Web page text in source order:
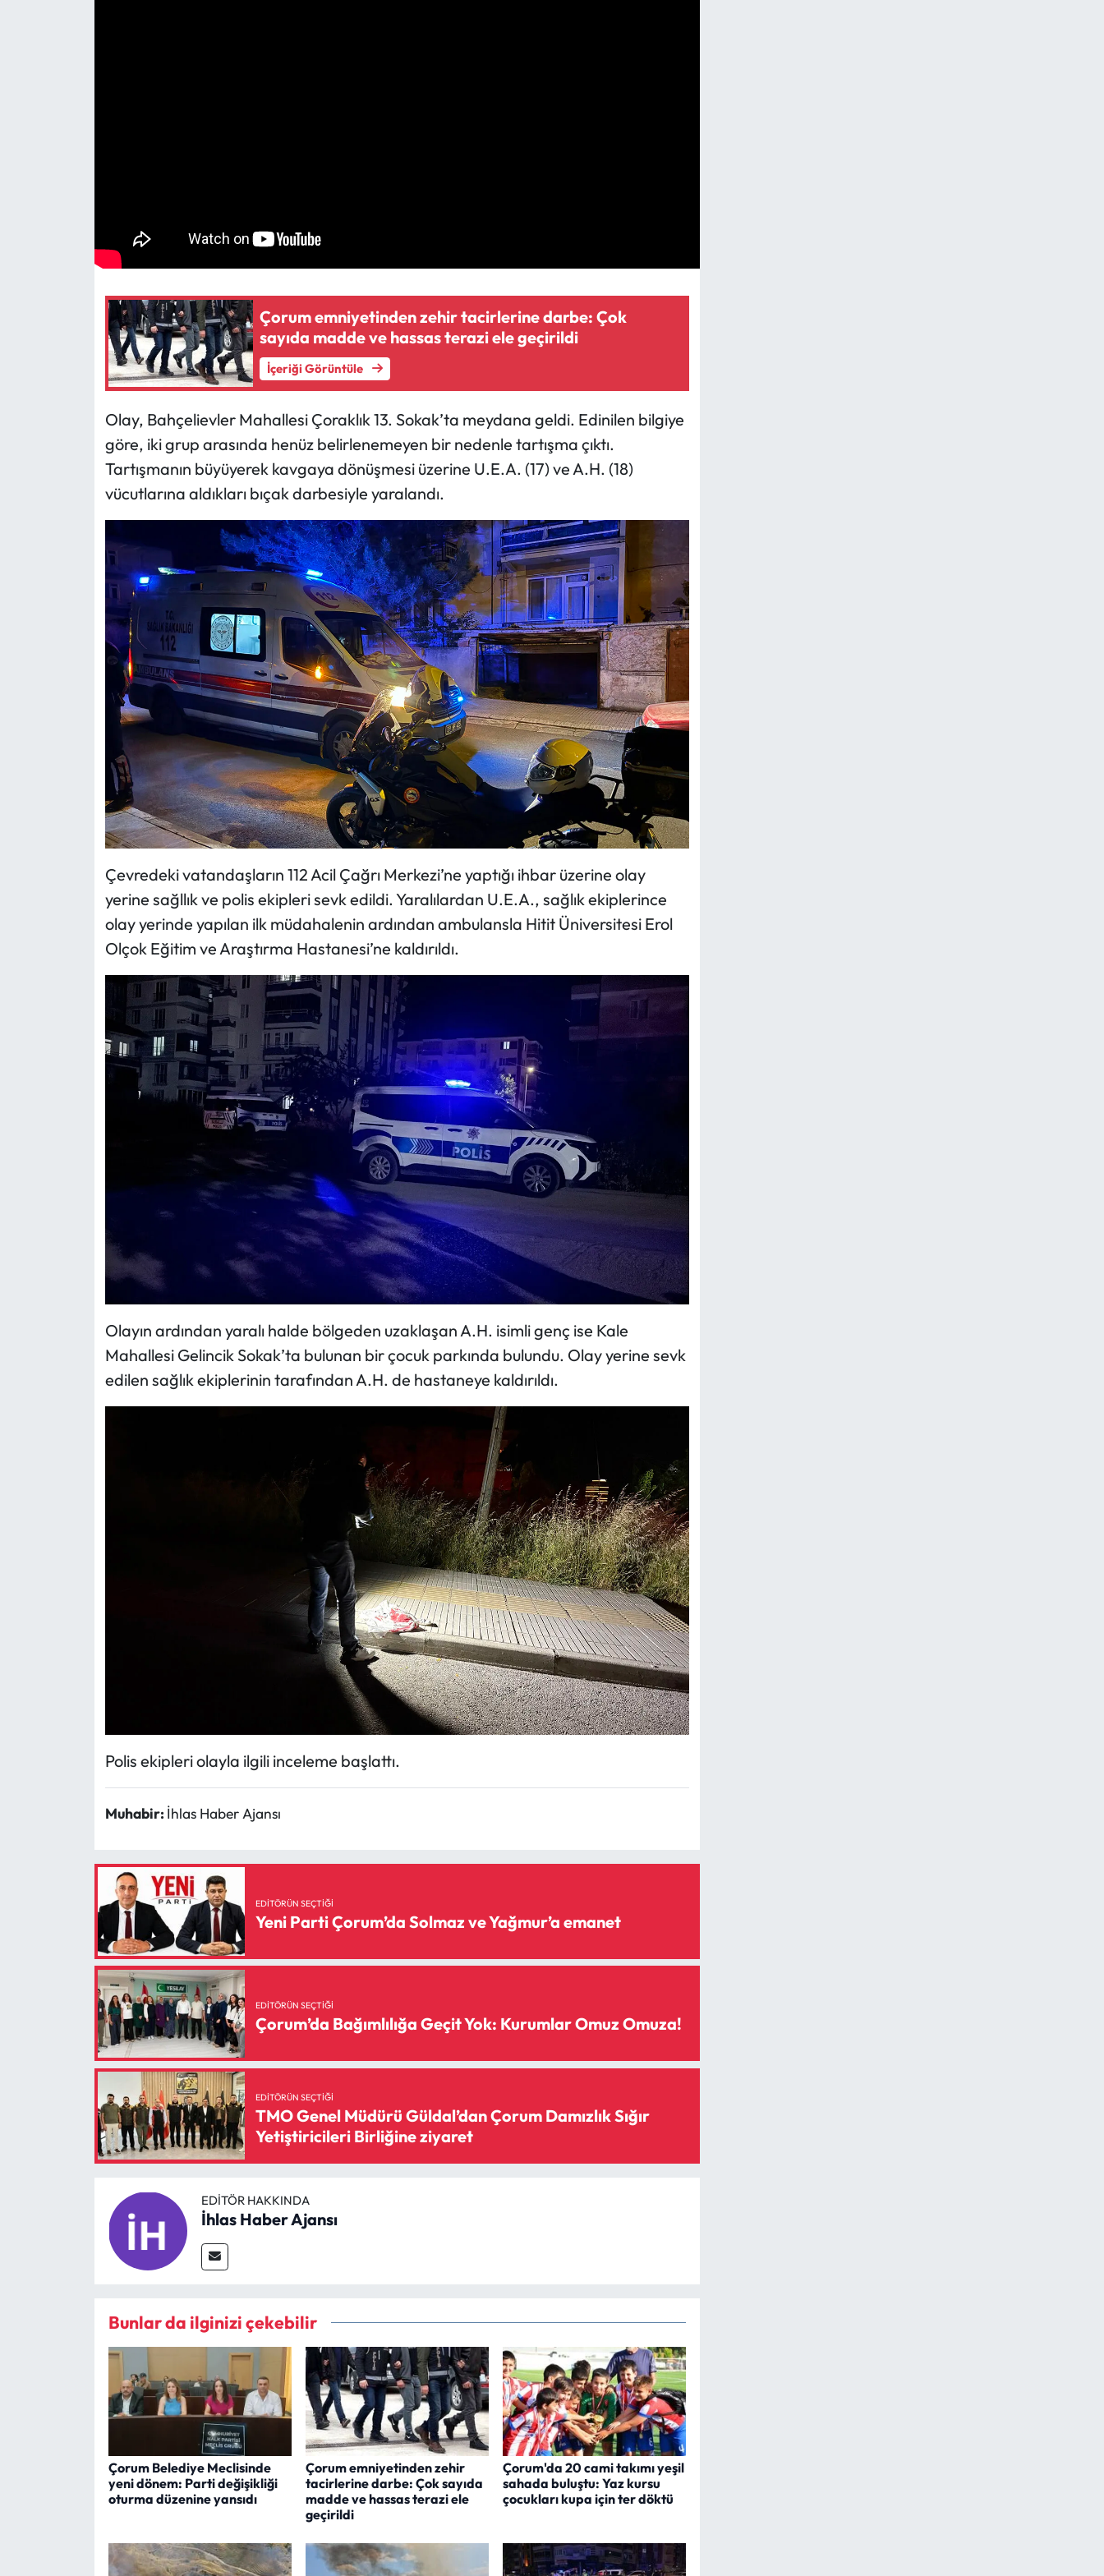
Çorum emniyetinden zehir tacirlerine darbe: Çok
sayıda madde ve hassas terazi ele geçirildi
İçeriği Görüntüle
Olay, Bahçelievler Mahallesi Çoraklık 13. Sokak’ta meydana geldi. Edinilen bilgiye
göre, iki grup arasında henüz belirlenemeyen bir nedenle tartışma çıktı.
Tartışmanın büyüyerek kavgaya dönüşmesi üzerine U.E.A. (17) ve A.H. (18)
vücutlarına aldıkları bıçak darbesiyle yaralandı.
Çevredeki vatandaşların 112 Acil Çağrı Merkezi’ne yaptığı ihbar üzerine olay
yerine sağllık ve polis ekipleri sevk edildi. Yaralılardan U.E.A., sağlık ekiplerince
olay yerinde yapılan ilk müdahalenin ardından ambulansla Hitit Üniversitesi Erol
Olçok Eğitim ve Araştırma Hastanesi’ne kaldırıldı.
Olayın ardından yaralı halde bölgeden uzaklaşan A.H. isimli genç ise Kale
Mahallesi Gelincik Sokak’ta bulunan bir çocuk parkında bulundu. Olay yerine sevk
edilen sağlık ekiplerinin tarafından A.H. de hastaneye kaldırıldı.
Polis ekipleri olayla ilgili inceleme başlattı.
Muhabir: İhlas Haber Ajansı
EDITÖRÜN SEÇTIĞI
Yeni Parti Çorum’da Solmaz ve Yağmur’a emanet
EDITÖRÜN SEÇTIĞI
Çorum’da Bağımlılığa Geçit Yok: Kurumlar Omuz Omuza!
EDITÖRÜN SEÇTIĞI
TMO Genel Müdürü Güldal’dan Çorum Damızlık Sığır
Yetiştiricileri Birliğine ziyaret
EDITÖR HAKKINDA
İhlas Haber Ajansı
Bunlar da ilginizi çekebilir
Çorum Belediye Meclisinde
yeni dönem: Parti değişikliği
oturma düzenine yansıdı
Çorum emniyetinden zehir
tacirlerine darbe: Çok sayıda
madde ve hassas terazi ele
geçirildi
Çorum'da 20 cami takımı yeşil
sahada buluştu: Yaz kursu
çocukları kupa için ter döktü
Laçin Haberleri
Oğuzlar Haberleri
Ortaköy Haberleri
Resmi Reklam
Sungurlu Haberleri
Uğurludağ Haberleri
Yemek Tarifleri
Yerel Haberler